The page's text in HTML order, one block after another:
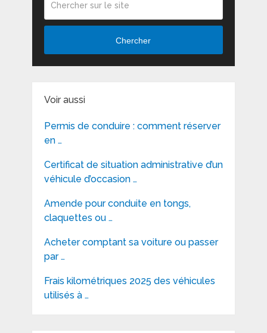
Chercher
Voir aussi
Permis de conduire : comment réserver
en …
Certificat de situation administrative d’un
véhicule d’occasion …
Amende pour conduite en tongs,
claquettes ou …
Acheter comptant sa voiture ou passer
par …
Frais kilométriques 2025 des véhicules
utilisés à …